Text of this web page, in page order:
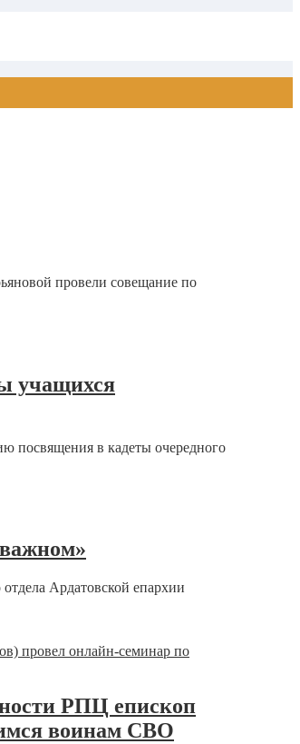
провели совещание по
учащихся
посвящения в кадеты очередного
Ардатовской епархии
РПЦ епископ
воинам СВО